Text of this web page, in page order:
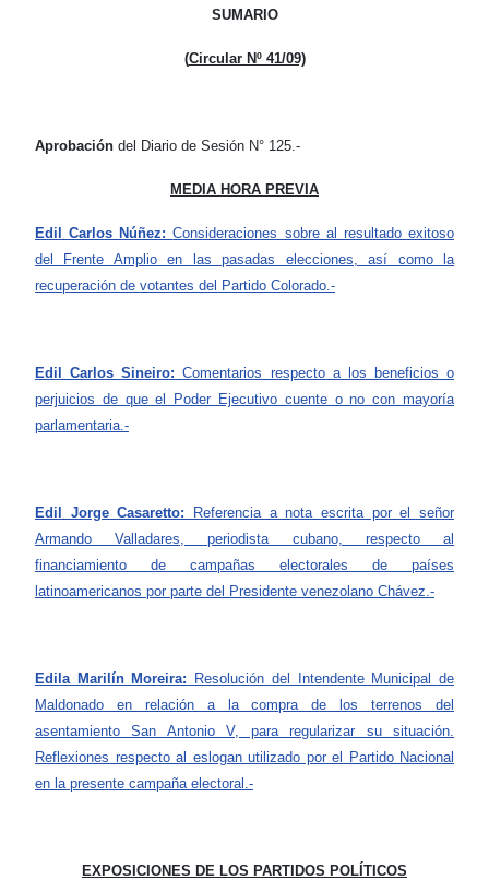
SUMARIO
(Circular Nº 41/09)
Aprobación del Diario de Sesión N° 125.-
MEDIA HORA PREVIA
Edil Carlos Núñez:Consideraciones sobre al resultado exitoso
del Frente Amplio en las pasadas elecciones, así como la
recuperación de votantes del Partido Colorado.-
Edil Carlos Sineiro:Comentarios respecto a los beneficios o
perjuicios de que el Poder Ejecutivo cuente o no con mayoría
parlamentaria.-
Edil Jorge Casaretto: Referencia a nota escrita por el señor
Armando Valladares, periodista cubano, respecto al
financiamiento de campañas electorales de países
latinoamericanos por parte del Presidente venezolano Chávez.-
Edila Marilín Moreira: Resolución del Intendente Municipal de
Maldonado en relación a la compra de los terrenos del
asentamiento San Antonio V, para regularizar su situación.
Reflexiones respecto al eslogan utilizado por el Partido Nacional
en la presente campaña electoral.-
EXPOSICIONES DE LOS PARTIDOS POLÍTICOS